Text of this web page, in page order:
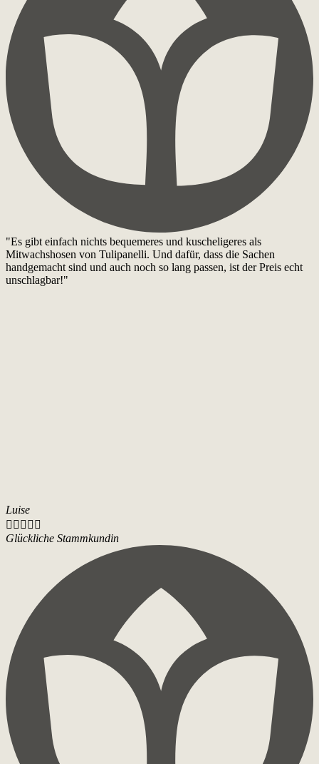
"Es gibt einfach nichts bequemeres und kuscheligeres als
Mitwachshosen von Tulipanelli. Und dafür, dass die Sachen
handgemacht sind und auch noch so lang passen, ist der Preis echt
unschlagbar!"
Luise
    
Glückliche Stammkundin